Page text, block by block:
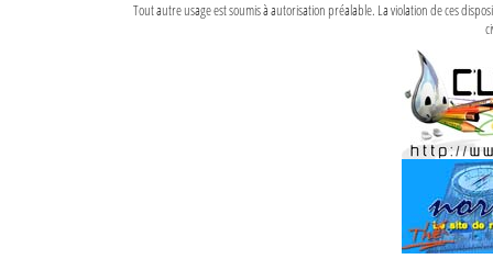
Tout autre usage est soumis à autorisation préalable. La violation de ces